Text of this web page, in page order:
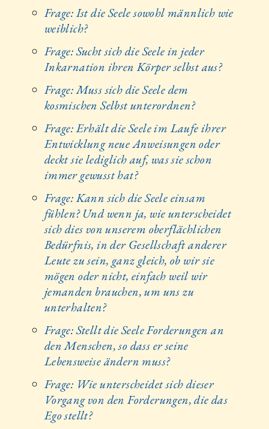
Frage: Ist die Seele sowohl männlich wie
weiblich?
Frage: Sucht sich die Seele in jeder
Inkarnation ihren Körper selbst aus?
Frage: Muss sich die Seele dem
kosmischen Selbst unterordnen?
Frage: Erhält die Seele im Laufe ihrer
Entwicklung neue Anweisungen oder
deckt sie lediglich auf, was sie schon
immer gewusst hat?
Frage: Kann sich die Seele einsam
fühlen? Und wenn ja, wie unterscheidet
sich dies von unserem oberflächlichen
Bedürfnis, in der Gesellschaft anderer
Leute zu sein, ganz gleich, ob wir sie
mögen oder nicht, einfach weil wir
jemanden brauchen, um uns zu
unterhalten?
Frage: Stellt die Seele Forderungen an
den Menschen, so dass er seine
Lebensweise ändern muss?
Frage: Wie unterscheidet sich dieser
Vorgang von den Forderungen, die das
Ego stellt?